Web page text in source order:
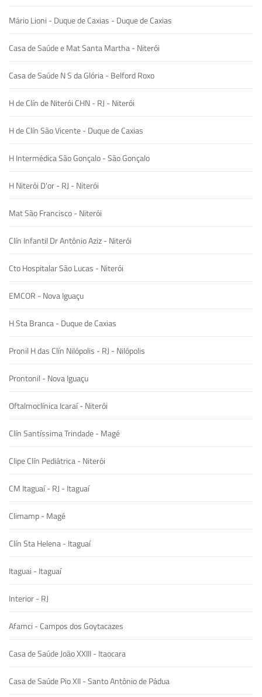
Mário Lioni - Duque de Caxias - Duque de Caxias
Casa de Saúde e Mat Santa Martha - Niterói
Casa de Saúde N S da Glória - Belford Roxo
H de Clín de Niterói CHN - RJ - Niterói
H de Clín São Vicente - Duque de Caxias
H Intermédica São Gonçalo - São Gonçalo
H Niterói D'or - RJ - Niterói
Mat São Francisco - Niterói
Clín Infantil Dr Antônio Aziz - Niterói
Cto Hospitalar São Lucas - Niterói
EMCOR - Nova Iguaçu
H Sta Branca - Duque de Caxias
Pronil H das Clín Nilópolis - RJ - Nilópolis
Prontonil - Nova Iguaçu
Oftalmoclínica Icaraí - Niterói
Clín Santíssima Trindade - Magé
Clipe Clín Pediátrica - Niterói
CM Itaguaí - RJ - Itaguaí
Climamp - Magé
Clín Sta Helena - Itaguaí
Itaguai - Itaguaí
Interior - RJ
Afamci - Campos dos Goytacazes
Casa de Saúde João XXIII - Itaocara
Casa de Saúde Pio XII - Santo Antônio de Pádua